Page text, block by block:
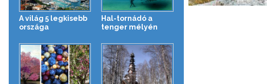
A világ 5 legkisebb
országa
Hal-tornádó a
tenger mélyén